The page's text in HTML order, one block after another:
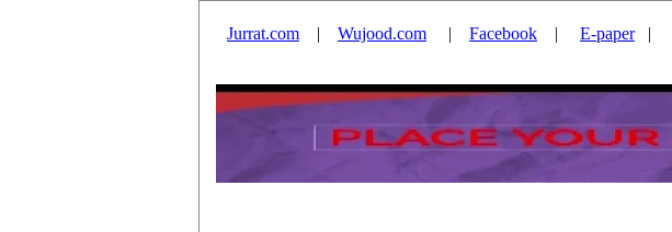
Jurrat.com | Wujood.com | Facebook | E-paper|